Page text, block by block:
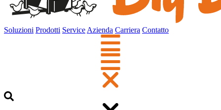
Soluzioni Prodotti Service Azienda Carriera Contatto